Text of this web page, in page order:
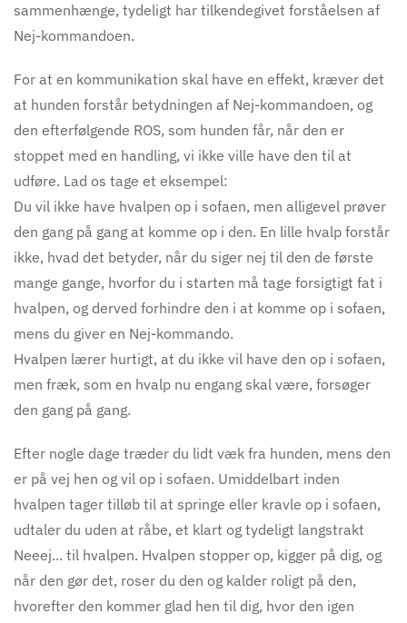
sammenhænge, tydeligt har tilkendegivet forståelsen af
Nej-kommandoen.
For at en kommunikation skal have en effekt, kræver det
at hunden forstår betydningen af Nej-kommandoen, og
den efterfølgende ROS, som hunden får, når den er
stoppet med en handling, vi ikke ville have den til at
udføre. Lad os tage et eksempel:
Du vil ikke have hvalpen op i sofaen, men alligevel prøver
den gang på gang at komme op i den. En lille hvalp forstår
ikke, hvad det betyder, når du siger nej til den de første
mange gange, hvorfor du i starten må tage forsigtigt fat i
hvalpen, og derved forhindre den i at komme op i sofaen,
mens du giver en Nej-kommando.
Hvalpen lærer hurtigt, at du ikke vil have den op i sofaen,
men fræk, som en hvalp nu engang skal være, forsøger
den gang på gang.
Efter nogle dage træder du lidt væk fra hunden, mens den
er på vej hen og vil op i sofaen. Umiddelbart inden
hvalpen tager tilløb til at springe eller kravle op i sofaen,
udtaler du uden at råbe, et klart og tydeligt langstrakt
Neeej... til hvalpen. Hvalpen stopper op, kigger på dig, og
når den gør det, roser du den og kalder roligt på den,
hvorefter den kommer glad hen til dig, hvor den igen